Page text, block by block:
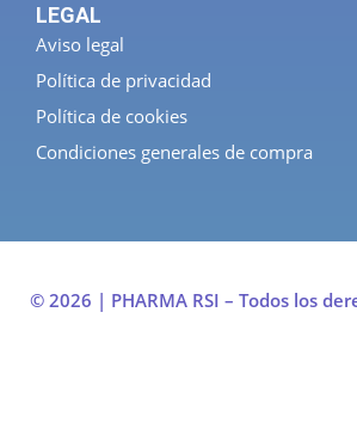
LEGAL
Aviso legal
Política de privacidad
Política de cookies
Condiciones generales de compra
© 2026 | PHARMA RSI – Todos los